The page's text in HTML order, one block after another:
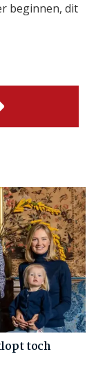
beginnen, dit
toch